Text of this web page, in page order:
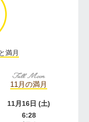
満月
11月の満月
11月16日 (土)
6:28